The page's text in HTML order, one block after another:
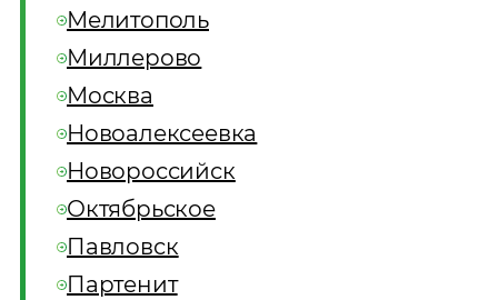
Мелитополь
Миллерово
Москва
Новоалексеевка
Новороссийск
Октябрьское
Павловск
Партенит